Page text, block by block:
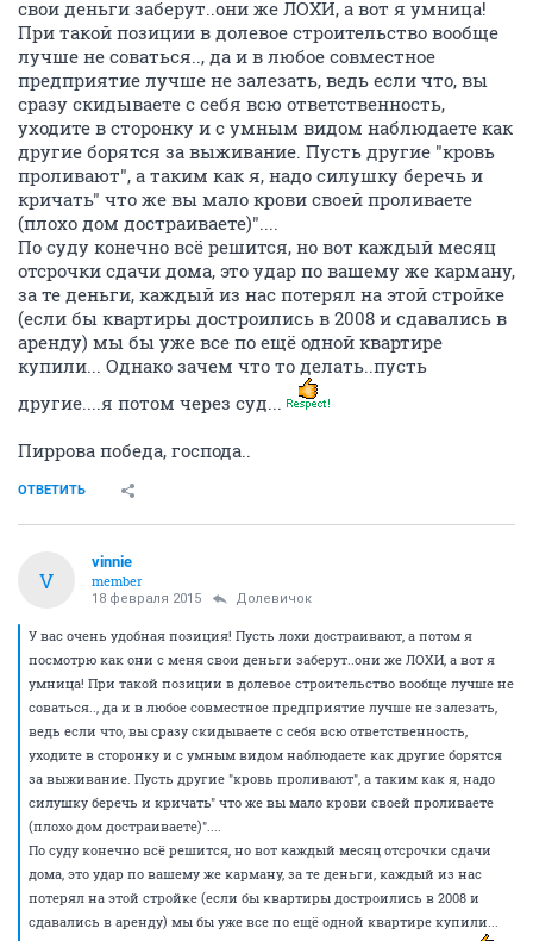
свои деньги заберут..они же ЛОХИ, а вот я умница!
При такой позиции в долевое строительство вообще
лучше не соваться.., да и в любое совместное
предприятие лучше не залезать, ведь если что, вы
сразу скидываете с себя всю ответственность,
уходите в сторонку и с умным видом наблюдаете как
другие борятся за выживание. Пусть другие "кровь
проливают", а таким как я, надо силушку беречь и
кричать" что же вы мало крови своей проливаете
(плохо дом достраиваете)"....
По суду конечно всё решится, но вот каждый месяц
отсрочки сдачи дома, это удар по вашему же карману,
за те деньги, каждый из нас потерял на этой стройке
(если бы квартиры достроились в 2008 и сдавались в
аренду) мы бы уже все по ещё одной квартире
купили... Однако зачем что то делать..пусть
другие....я потом через суд...
Пиррова победа, господа..
ОТВЕТИТЬ
V
vinnie
member
18 февраля 2015 Долевичок
У вас очень удобная позиция! Пусть лохи достраивают, а потом я
посмотрю как они с меня свои деньги заберут..они же ЛОХИ, а вот я
умница! При такой позиции в долевое строительство вообще лучше не
соваться.., да и в любое совместное предприятие лучше не залезать,
ведь если что, вы сразу скидываете с себя всю ответственность,
уходите в сторонку и с умным видом наблюдаете как другие борятся
за выживание. Пусть другие "кровь проливают", а таким как я, надо
силушку беречь и кричать" что же вы мало крови своей проливаете
(плохо дом достраиваете)"....
По суду конечно всё решится, но вот каждый месяц отсрочки сдачи
дома, это удар по вашему же карману, за те деньги, каждый из нас
потерял на этой стройке (если бы квартиры достроились в 2008 и
сдавались в аренду) мы бы уже все по ещё одной квартире купили...